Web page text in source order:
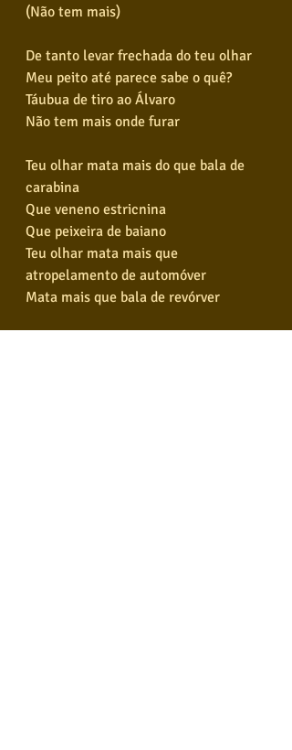
(Não tem mais)
De tanto levar frechada do teu olhar
Meu peito até parece sabe o quê?
Táubua de tiro ao Álvaro
Não tem mais onde furar
Teu olhar mata mais do que bala de
carabina
Que veneno estricnina
Que peixeira de baiano
Teu olhar mata mais que
atropelamento de automóver
Mata mais que bala de revórver